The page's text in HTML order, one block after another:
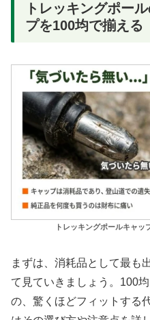
トレッキングポー
プを100均で揃える
トレッキングポールキャ
まずは、消耗品として最も
て見ていきましょう。100
の、驚くほどフィットする